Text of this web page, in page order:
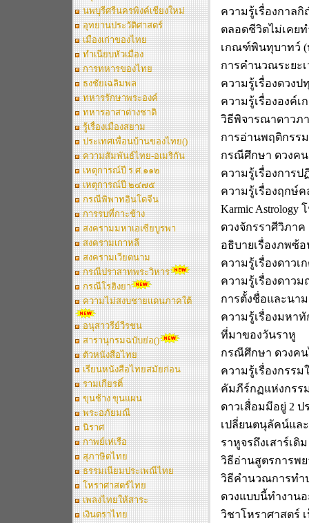
นพบุรีศรีนครพิงค์เชียงใหม่
อุทยานประวัติศาสตร์
เมืองเก่าของไทย
ทำเนียบหัวเมือง
การทหารของไทย
ธงชัยเฉลิมพล
ทหารรักษาพระองค์
ทหารอาสาต่างชาติ
รู้เรื่องเมืองสยาม
ประเทศเพื่อนบ้านของไทย()
ความสัมพันธ์ไทย-อเมริกัน
เหตุการณ์ปี ร.ศ.๑๑๒
เหตุการณ์ปี ๒๔๗๕
กรณีพิพาทอินโดจีน
การรบที่กาะช้าง
สงครามมหาเอเซียบูรพา
สงครามเกาหลี
สงครามเวียตนาม
กรณีปราสาทพระวิหาร
กรณีโรฮิงยา
ความไม่สงบชายแดนภาคใต้
อนุสาวรีย์วีรชน
สารานุกรมฉบับย่อ()
ตัวหนังสือไทย
เรียนหนังสือไทยสมัยก่อน
รามเกียรติ์
ขุนช้าง ขุนแผน
พระอภัยมณี
นิราศ
กาพย์เห่เรือ
สุภาษิตไทย
ธรรมเนียมประเพณีไทย
โหราศาสตร์ไทย
เพลงไทยให้สาระ
เงินตราไทย
ความรู้เรื่องกาล
ตลอดชีวิตไม่เคย
เกณฑ์พินทุบาทว์ (
การคำนวณระยะ
ความรู้เรื่องดวง
ความรู้เรื่ององค์
วิธีพิจารณาดาวภ
การอ่านพฤติกรร
กรณีศึกษา ดวงค
ความรู้เรื่องการป
ความรู้เรื่องฤกษ์
Karmic Astrology
ดวงจักรราศีวิภาค
อธิบายเรื่องภพซ้
ความรู้เรื่องดาวเ
ความรู้เรื่องดาวม
การตั้งชื่อและนา
ความรู้เรื่องมหา
ที่มาของวันราหู
กรณีศึกษา ดวงค
ความรู้เรื่องกรรม
คัมภีร์กฏแห่งกรร
ดาวเสื่อมมีอยู่ 2 ป
เปลี่ยนตนุลัคน์แล
ราหูจรถึงเสาร์เดิ
วิธีอ่านสูตรการพ
วิธีคำนวณการทำ
ดวงแบบนี้ทำงานอ
วิชาโหราศาสตร์